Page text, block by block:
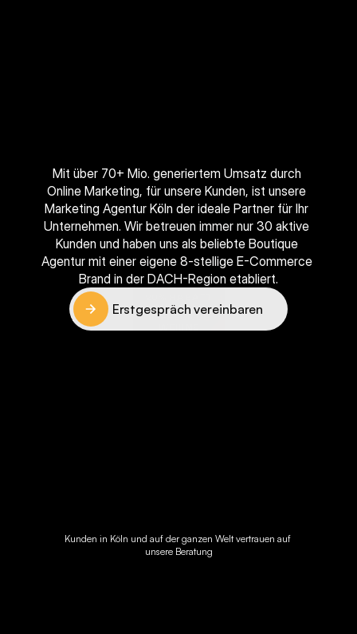
PerformanceMarketing
madeinKöln
Mit über 70+ Mio. generiertem Umsatz durch
Online Marketing, für unsere Kunden, ist unsere
Marketing Agentur Köln der ideale Partner für Ihr
Unternehmen. Wir betreuen immer nur 30 aktive
Kunden und haben uns als beliebte Boutique
Agentur mit einer eigene 8-stellige E-Commerce
Brand in der DACH-Region etabliert.
Erstgespräch vereinbaren
Kunden in Köln und auf der ganzen Welt vertrauen auf
unsere Beratung